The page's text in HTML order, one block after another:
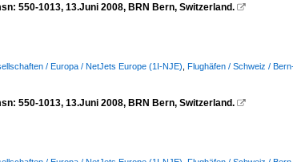
550-1013, 13.Juni 2008, BRN Bern, Switzerland. 
/ Europa / NetJets Europe (1I-NJE) Flughäfen / Schweiz /
550-1013, 13.Juni 2008, BRN Bern, Switzerland. 